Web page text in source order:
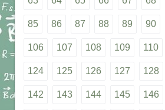
85 86 87 88 89 90
106 107 108 109 110
124 125 126 127 128
142 143 144 145 146